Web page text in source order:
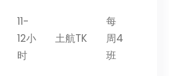
11-
12小
时
土航TK
每
周4
班